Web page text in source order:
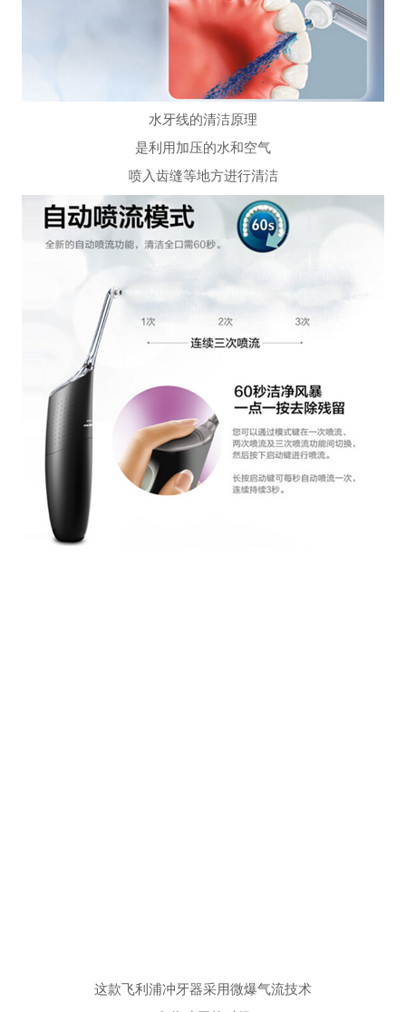
水牙线的清洁原理
是利用加压的水和空气
喷入齿缝等地方进行清洁
这款飞利浦冲牙器采用微爆气流技术